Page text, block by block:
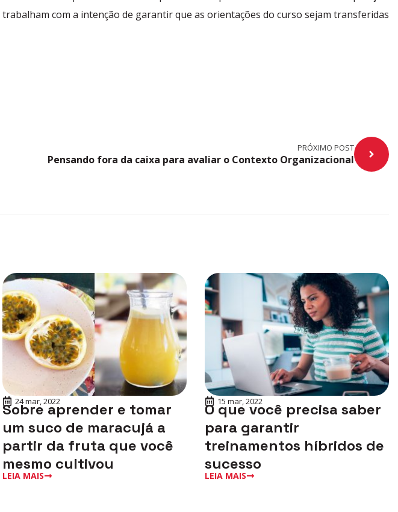
com a intenção de garantir que as orientações do curso sejam transferidas
PRÓXIMO POST
Pensando fora da caixa para avaliar o Contexto Organizacional
24 mar, 2022
Sobre aprender e tomar
um suco de maracujá a
partir da fruta que você
mesmo cultivou
LEIA MAIS
15 mar, 2022
O que você precisa saber
para garantir
treinamentos híbridos de
sucesso
LEIA MAIS